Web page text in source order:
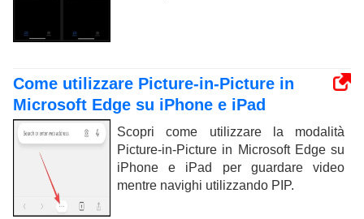
Come utilizzare Picture-in-Picture in
Microsoft Edge su iPhone e iPad
Scopri come utilizzare la modalità
Picture-in-Picture in Microsoft Edge su
iPhone e iPad per guardare video
mentre navighi utilizzando PIP.